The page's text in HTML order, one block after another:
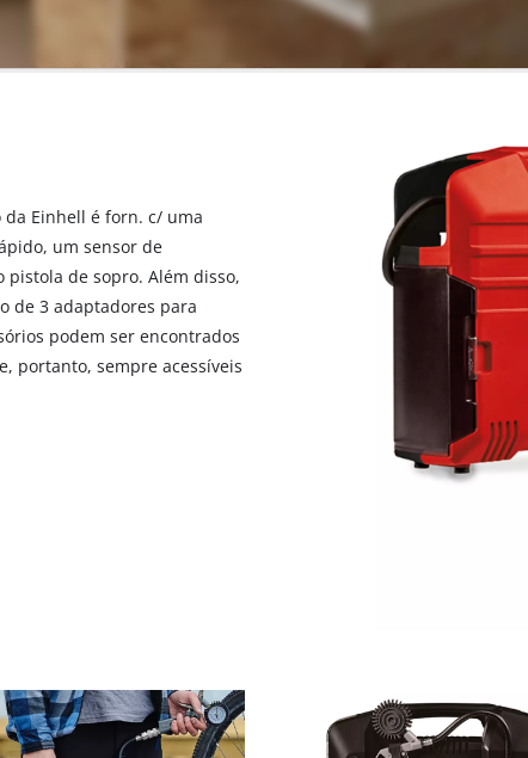
da Einhell é forn. c/ uma
um sensor de
de sopro. Além disso,
de 3 adaptadores para
podem ser encontrados
portanto, sempre acessíveis